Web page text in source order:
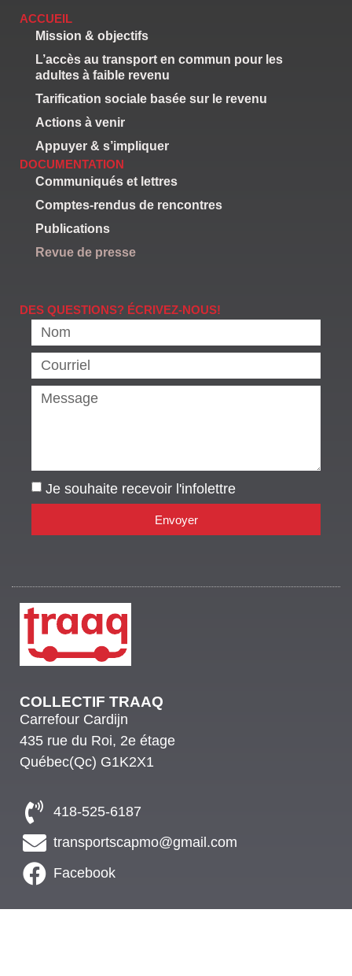
ACCUEIL
Mission & objectifs
L’accès au transport en commun pour les
adultes à faible revenu
Tarification sociale basée sur le revenu
Actions à venir
Appuyer & s’impliquer
DOCUMENTATION
Communiqués et lettres
Comptes-rendus de rencontres
Publications
Revue de presse
DES QUESTIONS? ÉCRIVEZ-NOUS!
Je souhaite recevoir l'infolettre
Envoyer
COLLECTIF TRAAQ
Carrefour Cardijn
435 rue du Roi, 2e étage
Québec(Qc) G1K2X1
418-525-6187
transportscapmo@gmail.com
Facebook